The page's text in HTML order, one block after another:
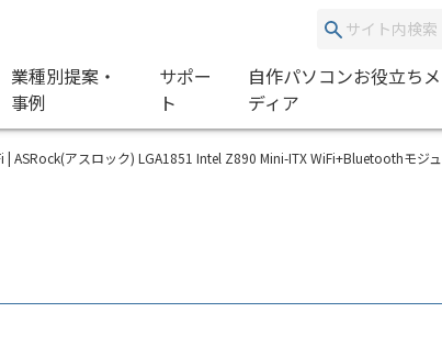
業種別提案・
事例
サポー
ト
自作パソコンお役立ちメ
ディア
ASRock(アスロック) LGA1851 Intel Z890 Mini-ITX WiFi+Bluetoothモジ